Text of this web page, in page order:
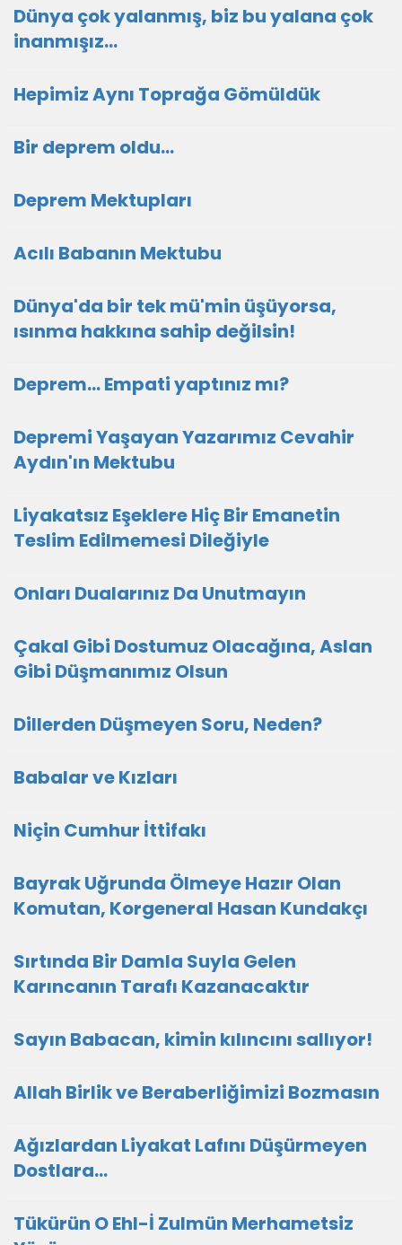
Dünya çok yalanmış, biz bu yalana çok
inanmışız...
Hepimiz Aynı Toprağa Gömüldük
Bir deprem oldu...
Deprem Mektupları
Acılı Babanın Mektubu
Dünya'da bir tek mü'min üşüyorsa,
ısınma hakkına sahip değilsin!
Deprem... Empati yaptınız mı?
Depremi Yaşayan Yazarımız Cevahir
Aydın'ın Mektubu
Liyakatsız Eşeklere Hiç Bir Emanetin
Teslim Edilmemesi Dileğiyle
Onları Dualarınız Da Unutmayın
Çakal Gibi Dostumuz Olacağına, Aslan
Gibi Düşmanımız Olsun
Dillerden Düşmeyen Soru, Neden?
Babalar ve Kızları
Niçin Cumhur İttifakı
Bayrak Uğrunda Ölmeye Hazır Olan
Komutan, Korgeneral Hasan Kundakçı
Sırtında Bir Damla Suyla Gelen
Karıncanın Tarafı Kazanacaktır
Sayın Babacan, kimin kılıncını sallıyor!
Allah Birlik ve Beraberliğimizi Bozmasın
Ağızlardan Liyakat Lafını Düşürmeyen
Dostlara...
Tükürün O Ehl-İ Zulmün Merhametsiz